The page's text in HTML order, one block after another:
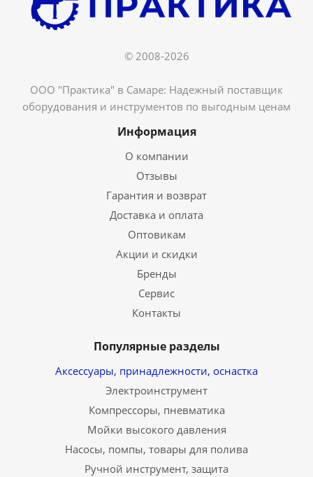
© 2008-2026
ООО "Практика" в Самаре: Надежный поставщик
оборудования и инструментов по выгодным ценам
Информация
О компании
Отзывы
Гарантия и возврат
Доставка и оплата
Оптовикам
Акции и скидки
Бренды
Сервис
Контакты
Популярные разделы
Аксессуары, принадлежности, оснастка
Электроинструмент
Компрессоры, пневматика
Мойки высокого давления
Насосы, помпы, товары для полива
Ручной инструмент, защита